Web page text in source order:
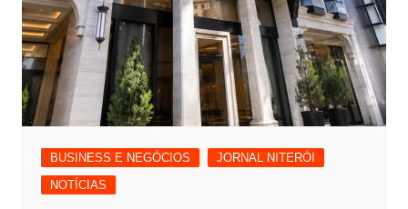
BUSINESS E NEGÓCIOS
JORNAL NITERÓI
NOTÍCIAS